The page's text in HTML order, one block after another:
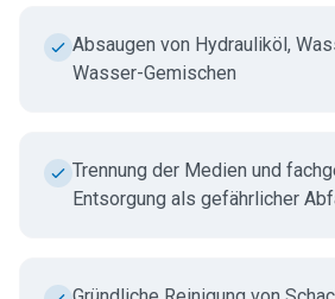
Absaugen von Hydrauliköl,
Wasser-Gemischen
Trennung der Medien und
Entsorgung als gefährlicher